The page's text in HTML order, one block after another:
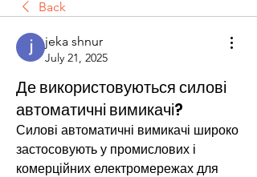
Back
jeka shnur
July 21, 2025
Де використовуються силові
автоматичні вимикачі?
Силові автоматичні вимикачі широко
застосовують у промислових і
комерційних електромережах для